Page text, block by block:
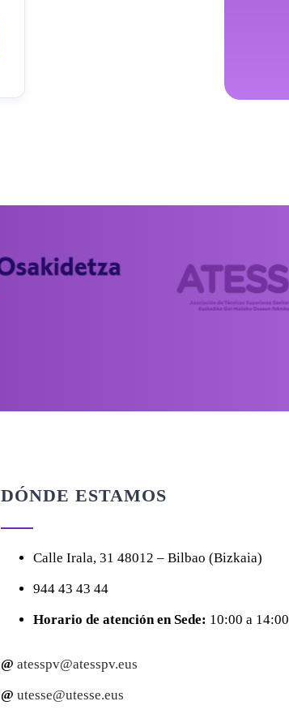
DÓNDE ESTAMOS
CalleIrala, 3148012 – Bilbao (Bizkaia)
944 43 43 44
Horario de atención en Sede: 10:00 a 14:00
@ atesspv@atesspv.eus
@ utesse@utesse.eus